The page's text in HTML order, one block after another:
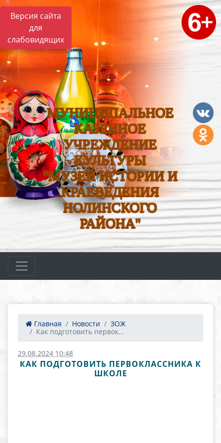
Версия сайта
для
слабовидящих
МУНИЦИПАЛЬНОЕ
КАЗЕННОЕ
УЧРЕЖДЕНИЕ
КУЛЬТУРЫ
"МУЗЕЙ ИСТОРИИ И
КРАЕВЕДЕНИЯ
НОЛИНСКОГО
РАЙОНА"
Главная Новости
ЗОЖ
Как подготовить первок...
29.08.2024 10:48
КАК ПОДГОТОВИТЬ ПЕРВОКЛАССНИКА К
ШКОЛЕ